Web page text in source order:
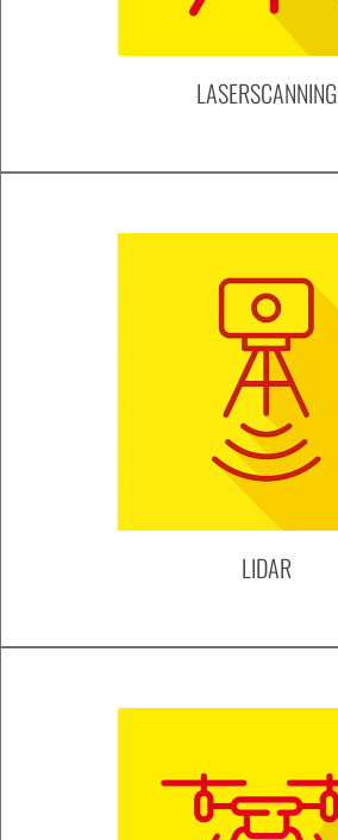
LASERSCANNING
LIDAR